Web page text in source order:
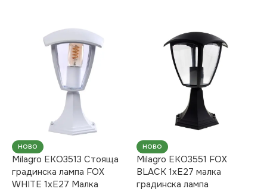
НОВО
Milagro EKO3513 Стояща
градинска лампа FOX
WHITE 1xE27 Малка
НОВО
Milagro EKO3551 FOX
BLACK 1xE27 малка
градинска лампа